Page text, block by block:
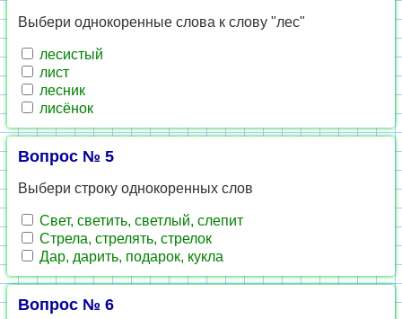
Выбери однокоренные слова к слову "лес"
лесистый
лист
лесник
лисёнок
Вопрос № 5
Выбери строку однокоренных слов
Свет, светить, светлый, слепит
Стрела, стрелять, стрелок
Дар, дарить, подарок, кукла
Вопрос № 6